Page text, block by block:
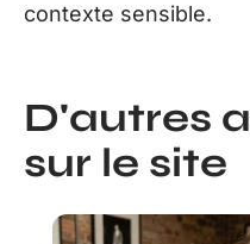
contexte sensible.
D'autres
sur le site